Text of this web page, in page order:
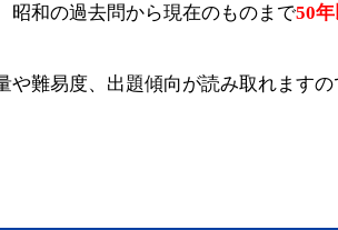
昭和の過去問から現在のものまで50
や難易度、出題傾向が読み取れます